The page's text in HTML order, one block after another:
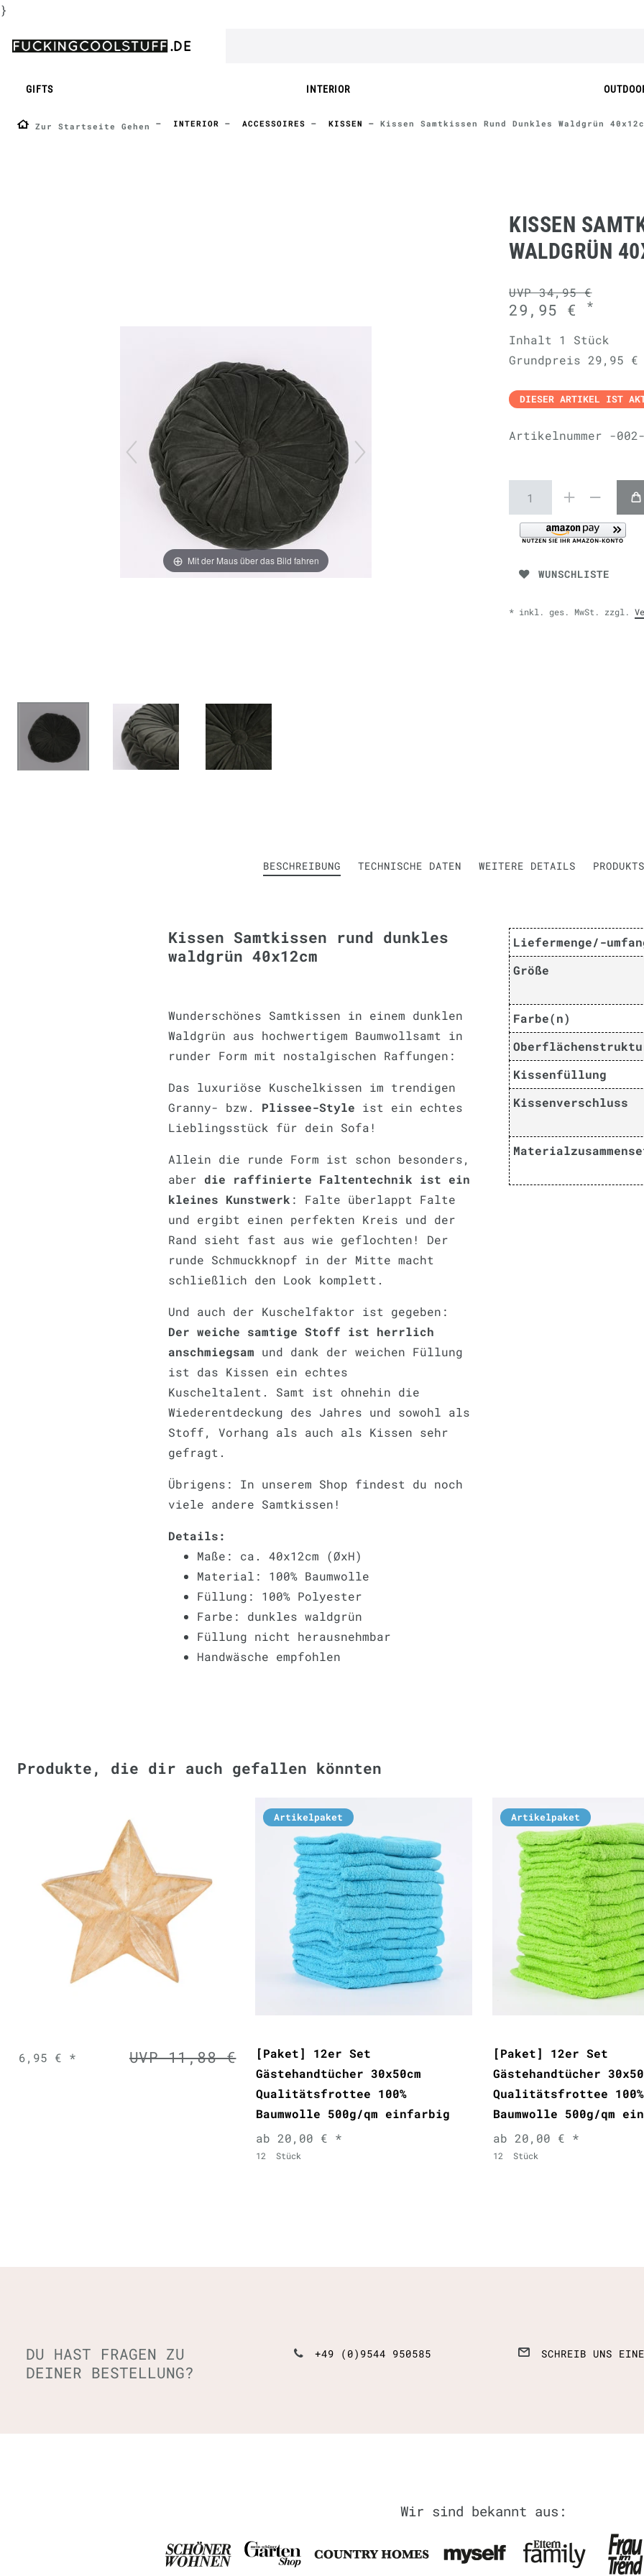
}
GIFTS INTERIOR
Zur Startseite Gehen INTERIOR ACCESSOIRES KISSEN Kissen Samtkissen Rund Dunkles Waldgrün
Mit der Maus über das Bild fahren
KISSEN
WALDGRÜN
UVP 34,95 €
29,95 € *
Inhalt 1 Stück
Grundpreis 29,95
DIESER ARTIKEL IST
Artikelnummer -002-
WUNSCHLISTE
* inkl. ges. MwSt. zzgl.
BESCHREIBUNG TECHNISCHE DATEN WEITERE DETAILS
Kissen Samtkissen rund dunkles
waldgrün 40x12cm
Wunderschönes Samtkissen in einem dunklen
Waldgrün aus hochwertigem Baumwollsamt in
runder Form mit nostalgischen Raffungen:
Das luxuriöse Kuschelkissen im trendigen
Granny- bzw. Plissee-Style ist ein echtes
Lieblingsstück für dein Sofa!
Allein die runde Form ist schon besonders,
aber die raffinierte Faltentechnik ist ein
kleines Kunstwerk : Falte überlappt Falte
und ergibt einen perfekten Kreis und der
Rand sieht fast aus wie geflochten! Der
runde Schmuckknopf in der Mitte macht
schließlich den Look komplett.
Und auch der Kuschelfaktor ist gegeben:
Der weiche samtige Stoff ist herrlich
anschmiegsam und dank der weichen Füllung
ist das Kissen ein echtes
Kuscheltalent. Samt ist ohnehin die
Wiederentdeckung des Jahres und sowohl als
Stoff, Vorhang als auch als Kissen sehr
gefragt.
Übrigens: In unserem Shop findest du noch
viele andere Samtkissen!
Details:
Maße: ca. 40x12cm (ØxH)
Material: 100% Baumwolle
Füllung: 100% Polyester
Farbe: dunkles waldgrün
Füllung nicht herausnehmbar
Handwäsche empfohlen
Liefermenge/-
Größe
Farbe(n)
Kissenfüllung
Kissenverschluss
Produkte, die dir auch gefallen könnten
UVP 11,88 €
6,95 € *
Artikelpaket
[Paket] 12er Set
Gästehandtücher 30x50cm
Qualitätsfrottee 100%
Baumwolle 500g/qm einfarbig
ab 20,00 € *
12 Stück
Artikelpaket
[Paket] 12er Set
Gästehandtücher
Qualitätsfrottee 100%
Baumwolle 500g/qm
ab 20,00 € *
12 Stück
DU HAST FRAGEN ZU
DEINER BESTELLUNG?
+49 (0)9544 950585 SCHREIB UNS
Wir sind bekannt aus: